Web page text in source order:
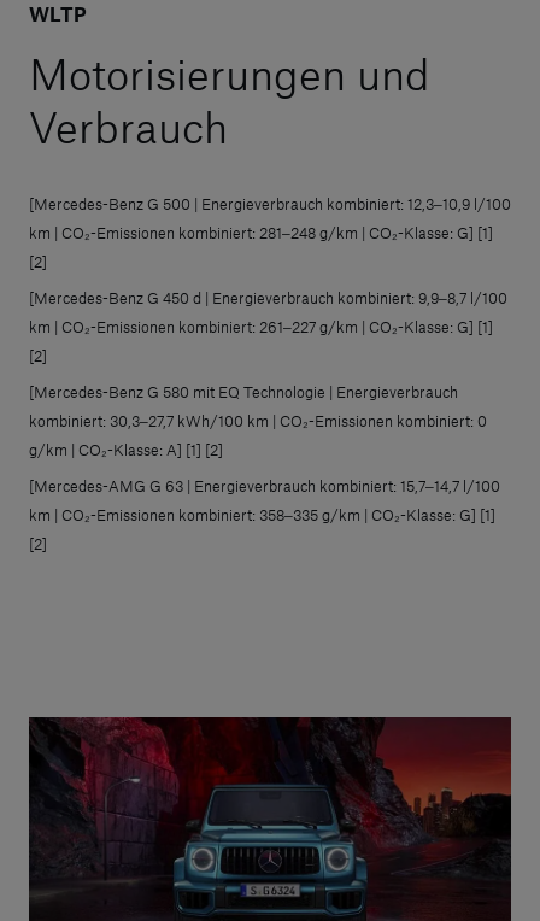
WLTP
Motorisierungen und
Verbrauch
[Mercedes-Benz G 500 | Energieverbrauch kombiniert: 12,3‒10,9 l/100
km | CO₂-Emissionen kombiniert: 281‒248 g/km | CO₂-Klasse: G] [1]
[2]
[Mercedes-Benz G 450 d | Energieverbrauch kombiniert: 9,9‒8,7 l/100
km | CO₂-Emissionen kombiniert: 261‒227 g/km | CO₂-Klasse: G] [1]
[2]
[Mercedes-Benz G 580 mit EQ Technologie | Energieverbrauch
kombiniert: 30,3‒27,7 kWh/100 km | CO₂-Emissionen kombiniert: 0
g/km | CO₂-Klasse: A] [1] [2]
[Mercedes-AMG G 63 | Energieverbrauch kombiniert: 15,7‒14,7 l/100
km | CO₂-Emissionen kombiniert: 358‒335 g/km | CO₂-Klasse: G] [1]
[2]